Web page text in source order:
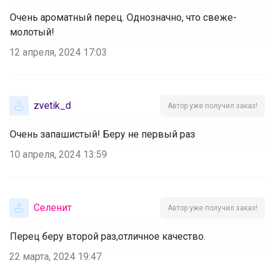
Очень ароматный перец. Однозначно, что свеже-
молотый!
12 апреля, 2024 17:03
zvetik_d Автор уже получил заказ!
Очень запашистый! Беру не первый раз
10 апреля, 2024 13:59
Селенит Автор уже получил заказ!
Перец беру второй раз,отличное качество.
22 марта, 2024 19:47